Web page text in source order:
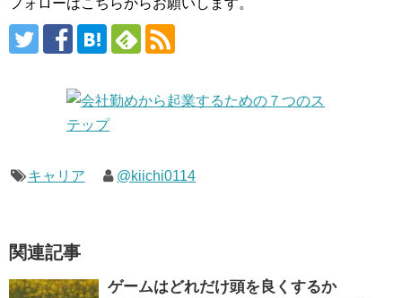
フォローはこちらからお願いします。
キャリア @kiichi0114
関連記事
ゲームはどれだけ頭を良くするか